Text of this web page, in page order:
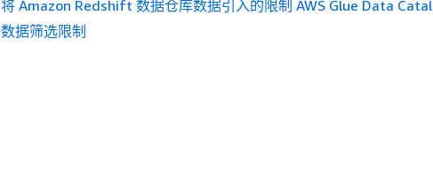
将 Amazon Redshift 数据仓库数据引入的限制 AWS Glue Data
数据筛选限制